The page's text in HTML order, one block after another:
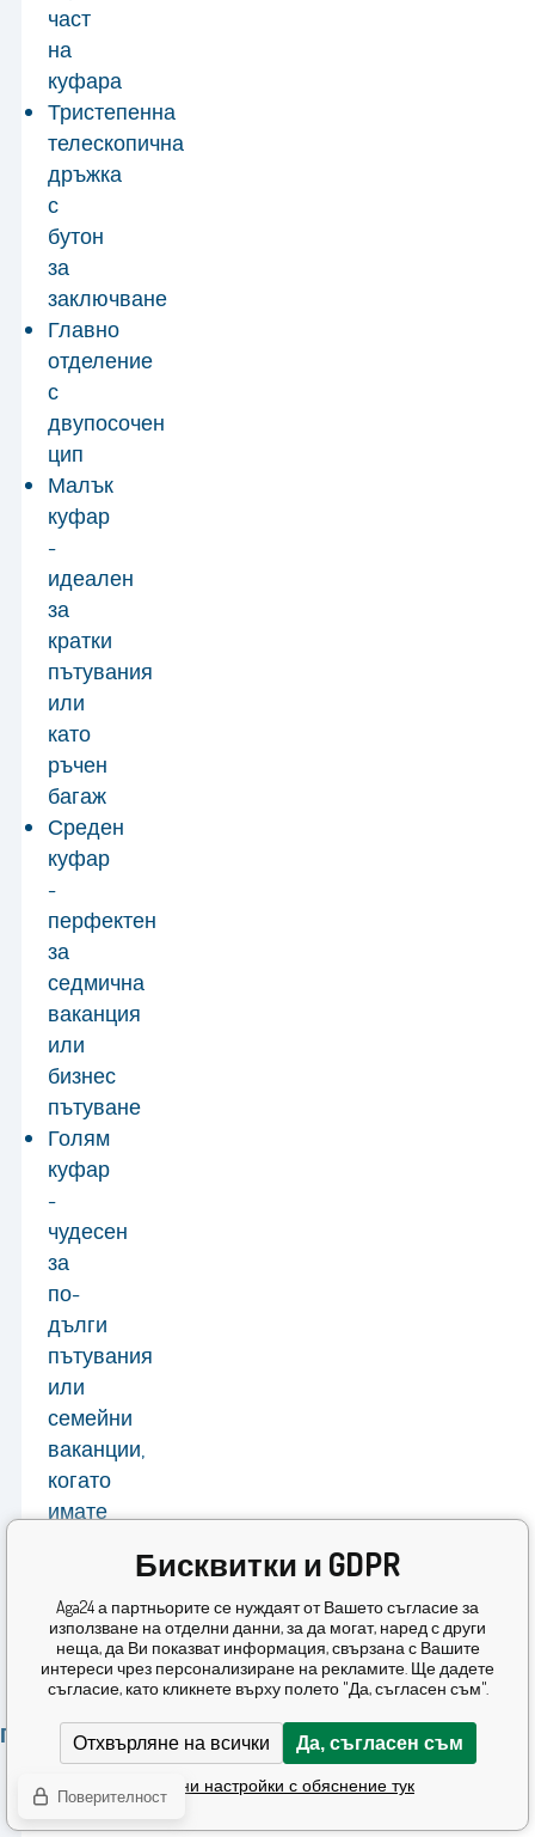
част
на
куфара
Тристепенна
телескопична
дръжка
с
бутон
за
заключване
Главно
отделение
с
двупосочен
цип
Малък
куфар
-
идеален
за
кратки
пътувания
или
като
ръчен
багаж
Среден
куфар
-
перфектен
за
седмична
ваканция
или
бизнес
пътуване
Голям
куфар
-
чудесен
за
по-
дълги
пътувания
или
семейни
ваканции,
когато
имате
повече
пространство
Параметри:
Материал:
ABS,
© 2026 AGA24 s.r.o., Всички права запазени
Ecommerce solutionsBINARGON.cz
Бисквитки и GDPR
Aga24 а партньорите се нуждаят от Вашето съгласие за
използване на отделни данни, за да могат, наред с други
неща, да Ви показват информация, свързана с Вашите
интереси чрез персонализиране на рекламите. Ще дадете
съгласие, като кликнете върху полето "Да, съгласен съм".
Отхвърляне на всички Да, съгласен съм
Подробни настройки с обяснение тук
Поверителност